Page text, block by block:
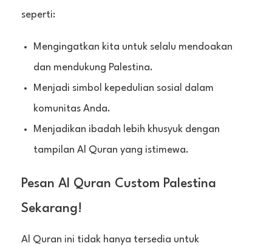
seperti:
Mengingatkan kita untuk selalu mendoakan
dan mendukung Palestina.
Menjadi simbol kepedulian sosial dalam
komunitas Anda.
Menjadikan ibadah lebih khusyuk dengan
tampilan Al Quran yang istimewa.
Pesan Al Quran Custom Palestina
Sekarang!
Al Quran ini tidak hanya tersedia untuk